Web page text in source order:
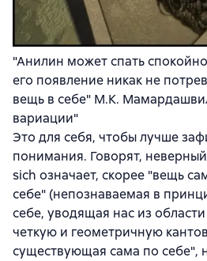
"Анилин может спать
его появление никак не
вещь в себе" М.К.
вариации"
Это для себя, чтобы лучше
понимания. Говорят,
sich означает, скорее "вещь
себе" (непознаваемая в
себе, уводящая нас из
четкую и геометричную
существующая сама по себе",